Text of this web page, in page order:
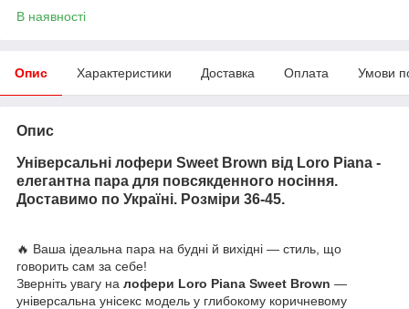
В наявності
Опис Характеристики Доставка Оплата Умови
Опис
Універсальні лофери Sweet Brown від Loro Piana -
елегантна пара для повсякденного носіння.
Доставимо по Україні. Розміри 36-45.
🔥 Ваша ідеальна пара на будні й вихідні — стиль, що
говорить сам за себе!
Зверніть увагу на лофери Loro Piana Sweet Brown —
універсальна унісекс модель у глибокому коричневому